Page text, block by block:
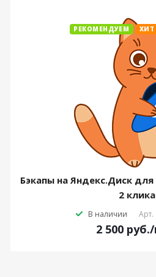
РЕКОМЕНДУЕМ ХИТ
Бэкапы на Яндекс.Диск
2 клика
В наличии Арт.
2 500 руб./